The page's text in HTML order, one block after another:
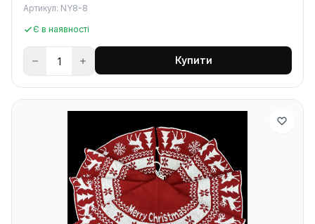
Артикул: NY8-8
Є в наявності
Купити